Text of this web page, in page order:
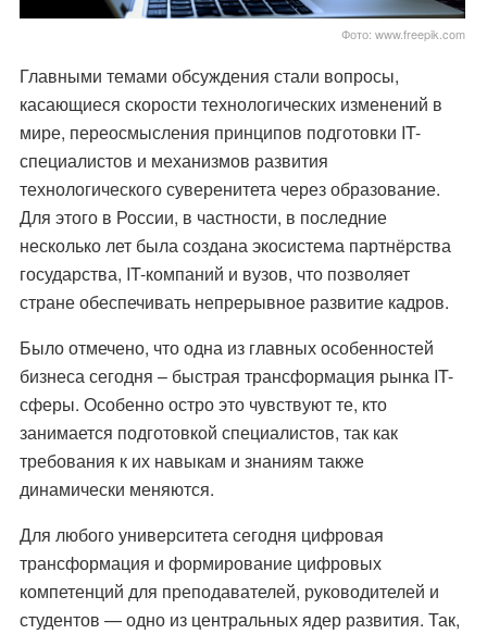
Фото: www.freepik.com
Главными темами обсуждения стали вопросы,
касающиеся скорости технологических изменений в
мире, переосмысления принципов подготовки IT-
специалистов и механизмов развития
технологического суверенитета через образование.
Для этого в России, в частности, в последние
несколько лет была создана экосистема партнёрства
государства, IT-компаний и вузов, что позволяет
стране обеспечивать непрерывное развитие кадров.
Было отмечено, что одна из главных особенностей
бизнеса сегодня – быстрая трансформация рынка IT-
сферы. Особенно остро это чувствуют те, кто
занимается подготовкой специалистов, так как
требования к их навыкам и знаниям также
динамически меняются.
Для любого университета сегодня цифровая
трансформация и формирование цифровых
компетенций для преподавателей, руководителей и
студентов — одно из центральных ядер развития. Так,